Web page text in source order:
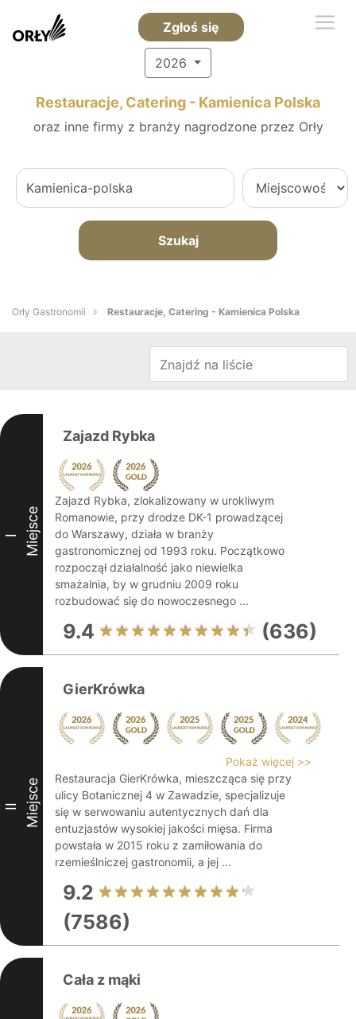
Zgłoś się
2026
Restauracje, Catering - Kamienica Polska
oraz inne firmy z branży nagrodzone przez Orły
Szukaj
Orły Gastronomii Restauracje, Catering - Kamienica Polska
I Miejsce
Zajazd Rybka
Zajazd Rybka, zlokalizowany w urokliwym
Romanowie, przy drodze DK-1 prowadzącej
do Warszawy, działa w branży
gastronomicznej od 1993 roku. Początkowo
rozpoczął działalność jako niewielka
smażalnia, by w grudniu 2009 roku
rozbudować się do nowoczesnego ...
9.4 (636)
II Miejsce
GierKrówka
Pokaż więcej >>
Restauracja GierKrówka, mieszcząca się przy
ulicy Botanicznej 4 w Zawadzie, specjalizuje
się w serwowaniu autentycznych dań dla
entuzjastów wysokiej jakości mięsa. Firma
powstała w 2015 roku z zamiłowania do
rzemieślniczej gastronomii, a jej ...
9.2
(7586)
Cała z mąki